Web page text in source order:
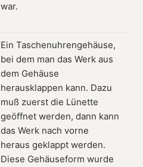
war.
Ein Taschenuhrengehäuse,
bei dem man das Werk aus
dem Gehäuse
herausklappen kann. Dazu
muß zuerst die Lünette
geöffnet werden, dann kann
das Werk nach vorne
heraus geklappt werden.
Diese Gehäuseform wurde